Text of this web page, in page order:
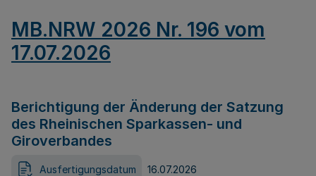
MB.NRW 2026 Nr. 196 vom
17.07.2026
Berichtigung der Änderung der Satzung
des Rheinischen Sparkassen- und
Giroverbandes
Ausfertigungsdatum 16.07.2026